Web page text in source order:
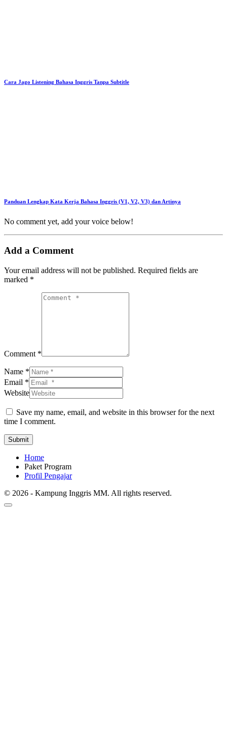
Cara Jago Listening Bahasa Inggris Tanpa Subtitle
Panduan Lengkap Kata Kerja Bahasa Inggris (V1, V2, V3) dan Artinya
No comment yet, add your voice below!
Add a Comment
Your email address will not be published. Required fields are
marked *
Comment *
Name *
Email *
Website
Save my name, email, and website in this browser for the next
time I comment.
Submit
Home
Paket Program
Profil Pengajar
© 2026 - Kampung Inggris MM. All rights reserved.